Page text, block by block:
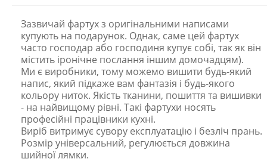
Зазвичай фартух з оригінальними написами
купують на подарунок. Однак, саме цей фартух
часто господар або господиня купує собі, так як він
містить іронічне послання іншим домочадцям).
Ми є виробники, тому можемо вишити будь-який
напис, який підкаже вам фантазія і будь-якого
кольору ниток. Якість тканини, пошиття та вишивки
- на найвищому рівні. Такі фартухи носять
професійні працівники кухні.
Виріб витримує сувору експлуатацію і безліч прань.
Розмір універсальний, регулюється довжина
шийної лямки.